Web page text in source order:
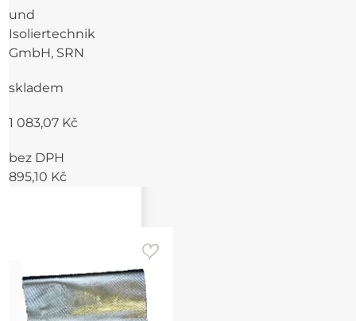
und
Isoliertechnik
GmbH, SRN
skladem
1 083,07 Kč
bez DPH
895,10 Kč